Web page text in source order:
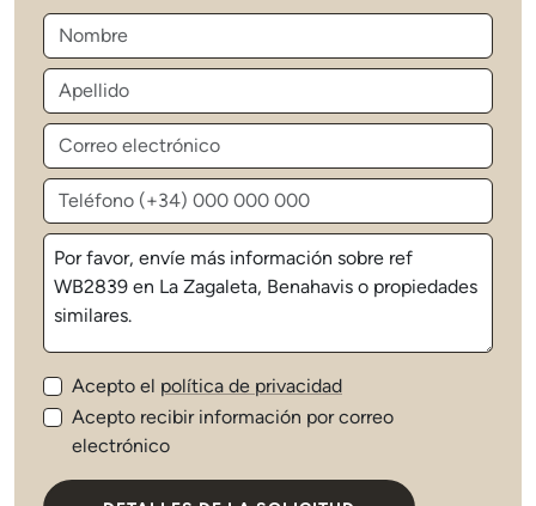
Acepto el política de privacidad
Acepto recibir información por correo
electrónico